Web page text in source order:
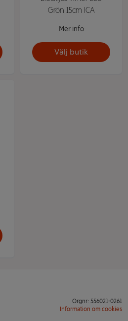
Grön 15cm ICA
Mer info
Välj butik
Orgnr: 556021-0261
Information om cookies